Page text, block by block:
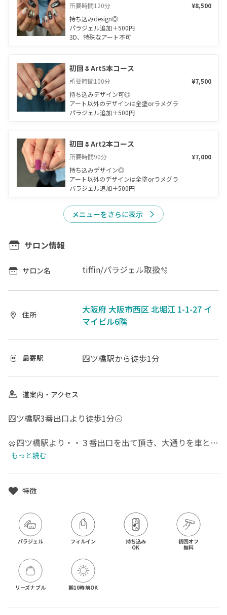
所要時間120分
¥8,500
持ち込みdesign◎
パラジェル追加＋500円
3D、特殊なアート不可
初回🌷Art5本コース
所要時間100分
¥7,500
持ち込みデザイン可◎
アート以外のデザインは全塗orラメグラ
パラジェル追加＋500円
初回🌷Art2本コース
所要時間90分
¥7,000
持ち込みデザイン◎
アート以外のデザインは全塗orラメグラ
パラジェル追加＋500円
メニューをさらに表示
サロン情報
サロン名 tiffin/パラジェル取扱🫧
住所
大阪府 大阪市西区 北堀江 1-1-27 イ
マイビル6階
最寄駅 四ツ橋駅から徒歩1分
道案内・アクセス
四ツ橋駅3番出口より徒歩1分🌝
🥨四ツ橋駅より・・３番出口を出て頂き、大通りを車と逆
方向、左へ２０ｍほど歩いていただくと「イマイビル」が
村方面へ向かっていただき、阪神高速の高架をくぐってい
に曲がり３０ｍほど歩いていただくと「イマイビル」があ
ります📍
場所など分かりづらければお気軽にご連絡ください☺️
もっと読む
特徴
パラジェル フィルイン
持ち込み
OK
初回オフ
無料
リーズナブル 朝10時前OK